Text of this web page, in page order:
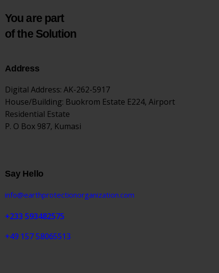
You are part
of the Solution
Address
Digital Address: AK-262-5917
House/Building: Buokrom Estate E224, Airport
Residential Estate
P. O Box 987, Kumasi
Say Hello
info@earthprotectionorganization.com
+233 593482575
+49 157 58065513